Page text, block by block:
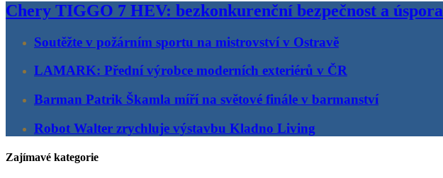
Chery TIGGO 7 HEV: bezkonkurenční bezpečnost a úspora
Soutěžte v požárním sportu na mistrovství v Ostravě
LAMARK: Přední výrobce moderních exteriérů v ČR
Barman Patrik Škamla míří na světové finále v barmanství
Robot Walter zrychluje výstavbu Kladno Living
Zajímavé kategorie